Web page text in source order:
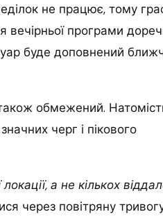
не працює, тому
вечірньої програми
буде доповнений
обмежений.
черг і пікового
а не кількох
через повітряну